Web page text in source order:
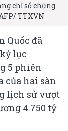
chỉ số chứng
TTXVN
Quốc đã
lục
5 phiên
của hai sàn
lịch sử vượt
4.750 tỷ